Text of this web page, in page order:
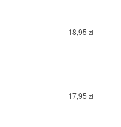
18,95 zł
17,95 zł